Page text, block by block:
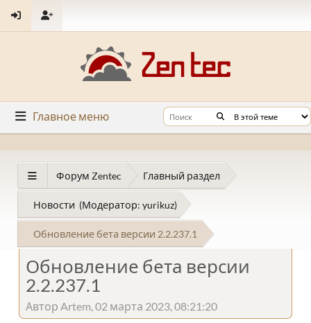
Главное меню
Форум Zentec Главный раздел
Новости (Модератор: yurikuz)
Обновление бета версии 2.2.237.1
Обновление бета версии
2.2.237.1
Автор Artem, 02 марта 2023, 08:21:20